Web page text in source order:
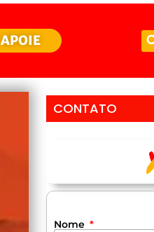
APOIE
CONTATO
Nome